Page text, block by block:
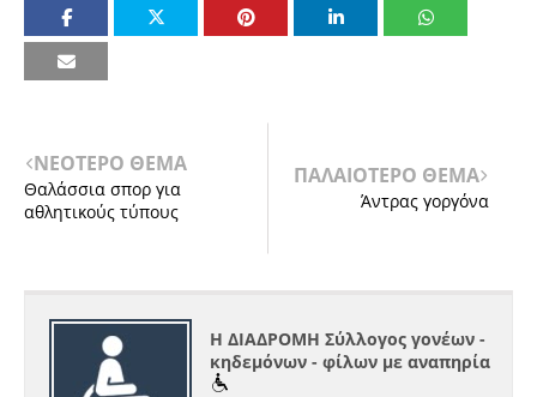
ΝΕΟΤΕΡΟ ΘΕΜΑ
Θαλάσσια σπορ για
αθλητικούς τύπους
ΠΑΛΑΙΟΤΕΡΟ ΘΕΜΑ
Άντρας γοργόνα
Η ΔΙΑΔΡΟΜΗ Σύλλογος γονέων -
κηδεμόνων - φίλων με αναπηρία